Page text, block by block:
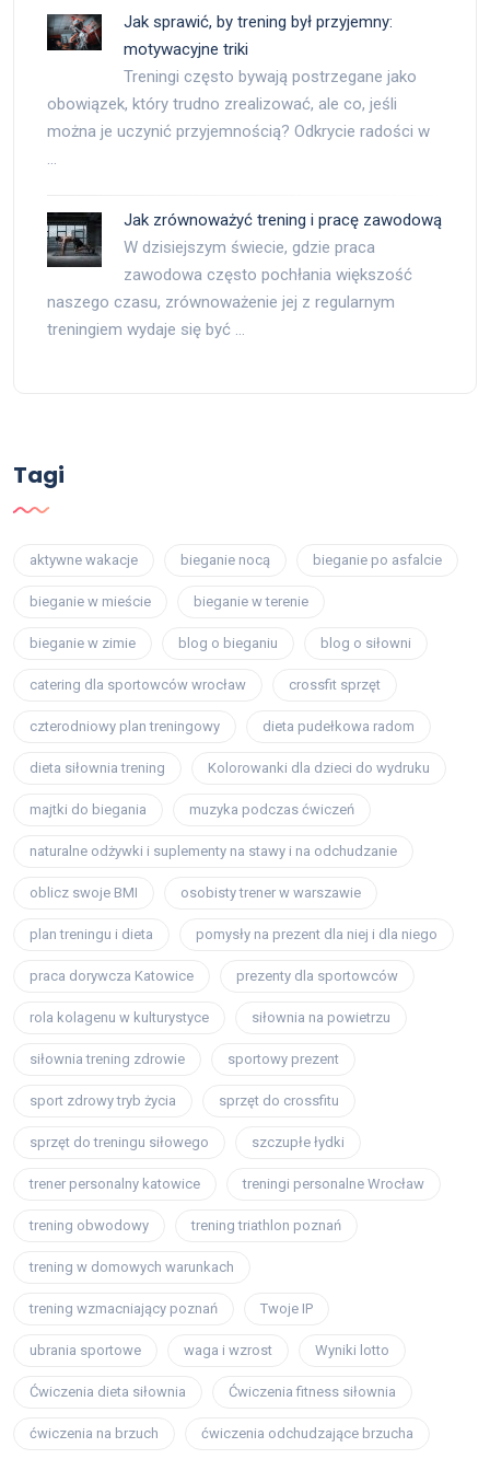
Jak sprawić, by trening był przyjemny:
motywacyjne triki
Treningi często bywają postrzegane jako
obowiązek, który trudno zrealizować, ale co, jeśli
można je uczynić przyjemnością? Odkrycie radości w
…
Jak zrównoważyć trening i pracę zawodową
W dzisiejszym świecie, gdzie praca
zawodowa często pochłania większość
naszego czasu, zrównoważenie jej z regularnym
treningiem wydaje się być …
Tagi
aktywne wakacje bieganie nocą bieganie po asfalcie
bieganie w mieście bieganie w terenie
bieganie w zimie blog o bieganiu blog o siłowni
catering dla sportowców wrocław crossfit sprzęt
czterodniowy plan treningowy dieta pudełkowa radom
dieta siłownia trening Kolorowanki dla dzieci do wydruku
majtki do biegania muzyka podczas ćwiczeń
naturalne odżywki i suplementy na stawy i na odchudzanie
oblicz swoje BMI osobisty trener w warszawie
plan treningu i dieta pomysły na prezent dla niej i dla niego
praca dorywcza Katowice prezenty dla sportowców
rola kolagenu w kulturystyce siłownia na powietrzu
siłownia trening zdrowie sportowy prezent
sport zdrowy tryb życia sprzęt do crossfitu
sprzęt do treningu siłowego szczupłe łydki
trener personalny katowice treningi personalne Wrocław
trening obwodowy trening triathlon poznań
trening w domowych warunkach
trening wzmacniający poznań Twoje IP
ubrania sportowe waga i wzrost Wyniki lotto
Ćwiczenia dieta siłownia Ćwiczenia fitness siłownia
ćwiczenia na brzuch ćwiczenia odchudzające brzucha